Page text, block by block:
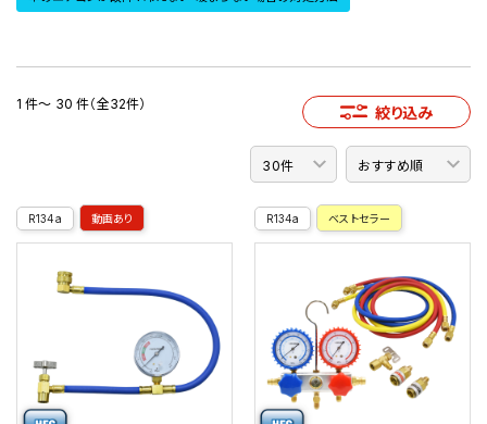
1 件～ 30 件（全32件） 絞り込み
R134a 動画あり R134a ベストセラー